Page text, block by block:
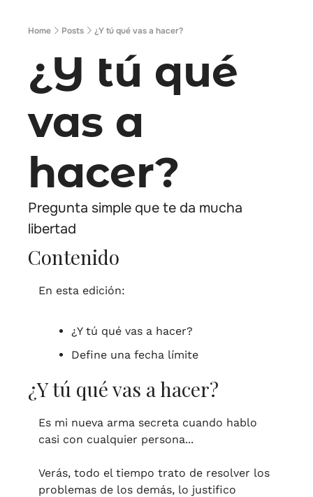
Home Posts ¿Y tú qué vas a hacer?
¿Y tú qué
vas a
hacer?
Pregunta simple que te da mucha
libertad
Contenido
En esta edición:
¿Y tú qué vas a hacer?
Define una fecha límite
¿Y tú qué vas a hacer?
Es mi nueva arma secreta cuando hablo
casi con cualquier persona...
Verás, todo el tiempo trato de resolver los
problemas de los demás, lo justifico